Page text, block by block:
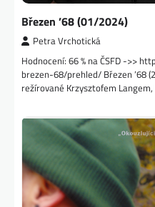
Březen ’68 (01/2024)
Petra Vrchotická
Hodnocení: 66 % na ČSFD ->>
brezen-68/prehled/ Březen ’68
režírované Krzysztofem